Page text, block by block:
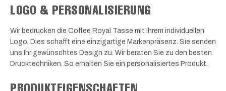
LOGO & PERSONALISIERUNG
Wir bedrucken die Coffee Royal Tasse mit Ihrem individuellen
Logo. Dies schafft eine einzigartige Markenpräsenz. Sie senden
uns Ihr gewünschtes Design zu. Wir beraten Sie zu den besten
Drucktechniken. So erhalten Sie ein personalisiertes Produkt.
PRODUKTEIGENSCHAFTEN